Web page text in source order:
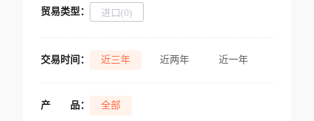
贸易类型： 进口(0)
交易时间： 近三年 近两年 近一年
产 品： 全部